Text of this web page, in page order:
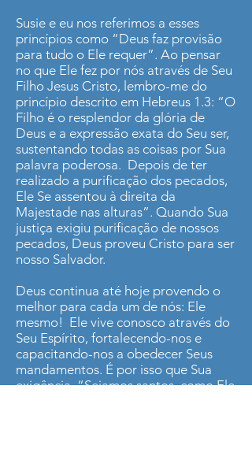
Susie e eu nos referimos a esses
princípios como “Deus faz provisão
para tudo o Ele requer”. Ao pensar
no que Ele fez por nós através de Seu
Filho Jesus Cristo, lembro-me do
princípio descrito em Hebreus 1.3: “O
Filho é o resplendor da glória de
Deus e a expressão exata do Seu ser,
sustentando todas as coisas por Sua
palavra poderosa. Depois de ter
realizado a purificação dos pecados,
Ele Se assentou à direita da
Majestade nas alturas”. Quando Sua
justiça exigiu purificação de nossos
pecados, Deus proveu Cristo para ser
nosso Salvador.
Deus continua até hoje provendo o
melhor para cada um de nós: Ele
mesmo! Ele vive conosco através do
Seu Espírito, fortalecendo-nos e
capacitando-nos a obedecer Seus
mandamentos. É por isso que Sua
exigência, “Sejamos santos, como Ele